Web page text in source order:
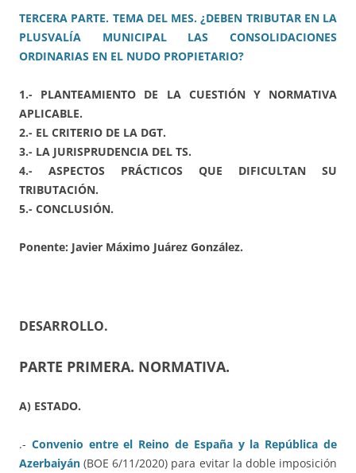
TERCERA PARTE. TEMA DEL MES. ¿DEBEN TRIBUTAR EN LA
PLUSVALÍA MUNICIPAL LAS CONSOLIDACIONES
ORDINARIAS EN EL NUDO PROPIETARIO?
1.- PLANTEAMIENTO DE LA CUESTIÓN Y NORMATIVA
APLICABLE.
2.- EL CRITERIO DE LA DGT.
3.- LA JURISPRUDENCIA DEL TS.
4.- ASPECTOS PRÁCTICOS QUE DIFICULTAN SU
TRIBUTACIÓN.
5.- CONCLUSIÓN.
Ponente: Javier Máximo Juárez González.
DESARROLLO.
PARTE PRIMERA. NORMATIVA.
A) ESTADO.
.- Convenio entre el Reino de España y la República de
Azerbaiyán (BOE 6/11/2020) para evitar la doble imposición